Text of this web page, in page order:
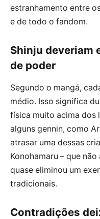
estranhamento entre
e de todo o fandom.
Shinju deveriam
de poder
Segundo o mangá,
médio. Isso significa
física muito acima dos
alguns gennin, como
atrasar uma dessas
Konohamaru – que
quase eliminou um
tradicionais.
Contradições